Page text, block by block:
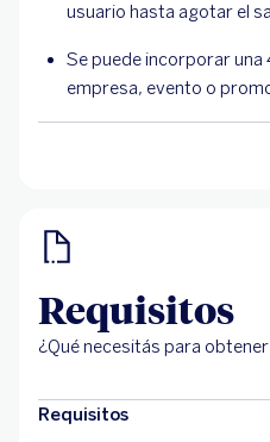
usuario hasta agotar el
Se puede incorporar una
empresa, evento o
Requisitos
¿Qué necesitás para
Requisitos